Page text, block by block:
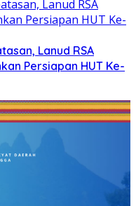
Lanud RSA
Persiapan HUT Ke-